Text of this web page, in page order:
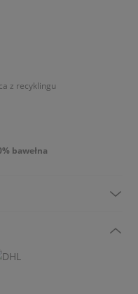
z recyklingu
bawełna